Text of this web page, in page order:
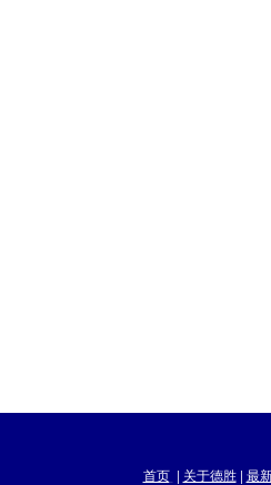
首页 | 关于德胜| 最